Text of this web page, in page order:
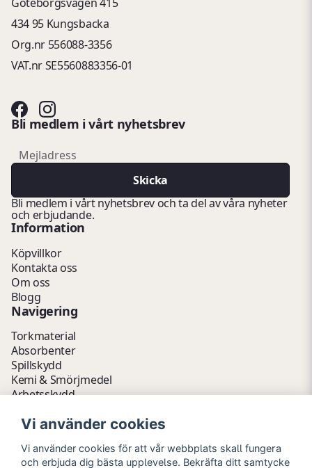
Göteborgsvägen 415
434 95 Kungsbacka
Org.nr 556088-3356
VAT.nr SE5560883356-01
Bli medlem i vårt nyhetsbrev
email
Mejladress
Skicka
Bli medlem i vårt nyhetsbrev och ta del av våra nyheter
och erbjudande.
Information
Köpvillkor
Kontakta oss
Om oss
Blogg
Navigering
Torkmaterial
Absorbenter
Spillskydd
Kemi & Smörjmedel
Arbetsskydd
Avfallshantering
Fathantering
Vi använder cookies
Vi använder cookies för att vår webbplats skall fungera
och erbjuda dig bästa upplevelse. Bekräfta ditt samtycke